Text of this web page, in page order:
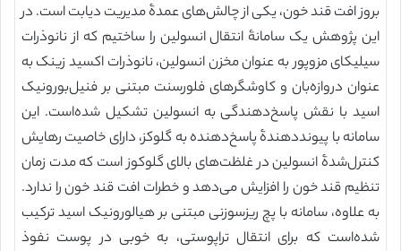
بروز افت قند خون، یکی از چالش‌های عمدۀ مدیریت دیابت است. در
این پژوهش یک سامانۀ انتقال انسولین را ساختیم که از نانوذرات
سیلیکای مزوپور به عنوان مخزن انسولین، نانوذرات اکسید زینک به
عنوان دروازه‌بان و کاوشگرهای فلورسنت مبتنی بر فنیل‌بورونیک
اسید با نقش پاسخ‌‌دهندگی به انسولین تشکیل شده‌است. این
سامانه با پیونددهندۀ پاسخ‌دهنده به گلوکز، دارای خاصیت رهایش
کنترل‌شدۀ انسولین در غلظت‌های بالای گلوکوز است که مدت زمان
تنظیم قند خون را افزایش می‌دهد و خطرات افت قند خون را ندارد.
به علاوه، سامانه با پچ ریزسوزنی مبتنی بر هیالورونیک اسید ترکیب
شده‌است که برای انتقال تراپوستی، به خوبی در پوست نفوذ